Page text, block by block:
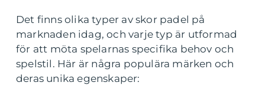
Det finns olika typer av skor padel på
marknaden idag, och varje typ är utformad
för att möta spelarnas specifika behov och
spelstil. Här är några populära märken och
deras unika egenskaper: